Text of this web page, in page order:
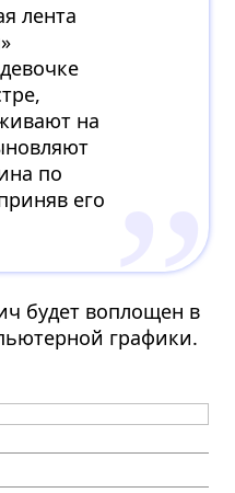
лента
на
по
его
будет воплощен в
графики.